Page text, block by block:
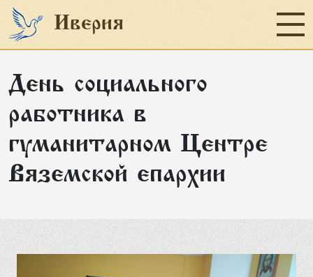
Иверия
Социальное служение
Наши проекты
Пожертвование
Отчеты
Новости
День социального
работника в
гуманитарном Центре
Вяземской епархии